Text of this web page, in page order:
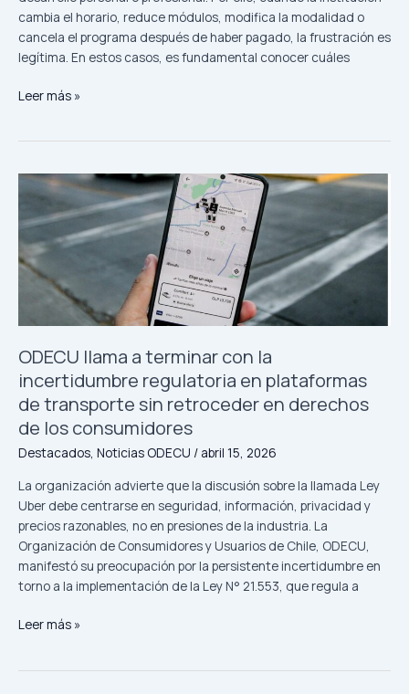
cambia el horario, reduce módulos, modifica la modalidad o
cancela el programa después de haber pagado, la frustración es
legítima. En estos casos, es fundamental conocer cuáles
¿Qué
un
curso
que
contraté
es
cancelado
modificado
mi
consentimiento?
Leer más »
ODECU llama a terminar con la
incertidumbre regulatoria en plataformas
de transporte sin retroceder en derechos
de los consumidores
Destacados Noticias ODECU / abril 15, 2026
La organización advierte que la discusión sobre la llamada Ley
Uber debe centrarse en seguridad, información, privacidad y
precios razonables, no en presiones de la industria. La
Organización de Consumidores y Usuarios de Chile, ODECU,
manifestó su preocupación por la persistente incertidumbre en
torno a la implementación de la Ley N° 21.553, que regula a
ODECU
Leer más »